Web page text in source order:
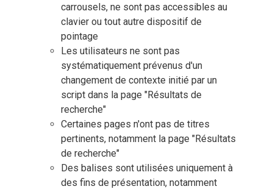
carrousels, ne sont pas accessibles au
clavier ou tout autre dispositif de
pointage
Les utilisateurs ne sont pas
systématiquement prévenus d'un
changement de contexte initié par un
script dans la page "Résultats de
recherche"
Certaines pages n'ont pas de titres
pertinents, notamment la page "Résultats
de recherche"
Des balises sont utilisées uniquement à
des fins de présentation, notamment